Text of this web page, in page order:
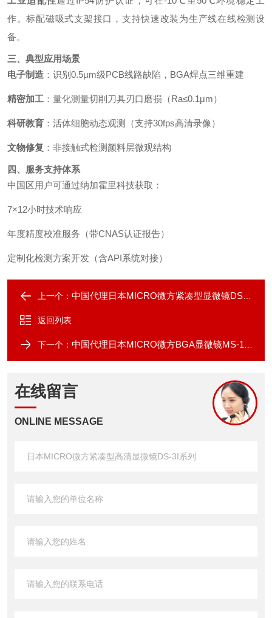
作。标配磁吸式支架接口，支持快速改装为生产线在线检测设
备。
三、典型应用场景
电子制造 ：识别0.5μm级PCB线路缺陷，BGA焊点三维重建
精密加工 ：量化测量切削刀具刃口磨损（Ra≤0.1μm）
科研教育 ：活体细胞动态观测（支持30fps高清录像）
文物修复 ：非接触式检测颜料层微观结构
四、服务支持体系
中国区用户可通过纳加霍里科技获取：
7×12小时技术响应
年度精度校准服务（带CNAS认证报告）
定制化检测方案开发（含API系统对接）
上一个： 中国代理日本MICRO微方紧凑型显微镜DS-3A
返回列表
下一个： 中国代理日本MICRO微方BGA显微镜MS-1000A
在线留言
ONLINE MESSAGE